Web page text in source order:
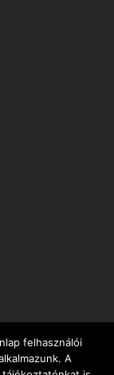
felhasználói
A